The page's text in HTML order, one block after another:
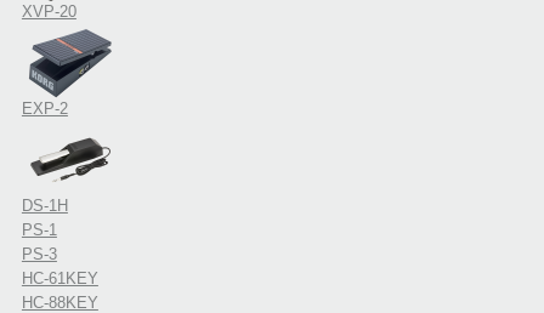
XVP-20
EXP-2
DS-1H
PS-1
PS-3
HC-61KEY
HC-88KEY